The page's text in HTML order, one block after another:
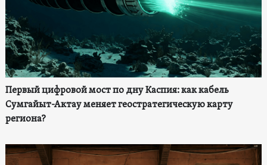
Первый цифровой мост по дну Каспия: как кабель
Сумгайыт-Актау меняет геостратегическую карту
региона?